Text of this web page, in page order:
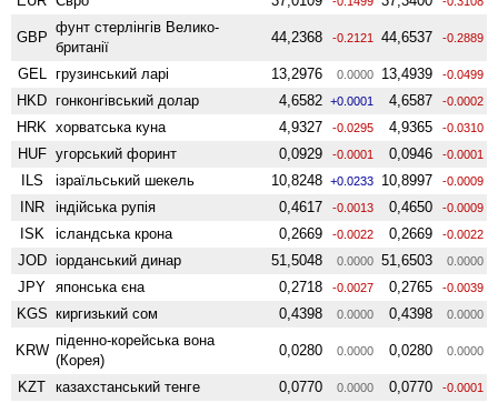
GBP
фунт стерлінгів Велико­
британії
44,2368 -0.2121 44,6537 -0.2889
GEL грузинський ларі 13,2976 0.0000 13,4939 -0.0499
HKD гонконгівський долар 4,6582 +0.0001 4,6587 -0.0002
HRK хорватська куна 4,9327 -0.0295 4,9365 -0.0310
HUF угорський форинт 0,0929 -0.0001 0,0946 -0.0001
ILS ізраїльський шекель 10,8248 +0.0233 10,8997 -0.0009
INR індійська рупія 0,4617 -0.0013 0,4650 -0.0009
ISK ісландська крона 0,2669 -0.0022 0,2669 -0.0022
JOD іорданський динар 51,5048 0.0000 51,6503 0.0000
JPY японська єна 0,2718 -0.0027 0,2765 -0.0039
KGS киргизький сом 0,4398 0.0000 0,4398 0.0000
KRW
піденно-корейська вона
(Корея)
0,0280 0.0000 0,0280 0.0000
KZT казахстанський тенге 0,0770 0.0000 0,0770 -0.0001